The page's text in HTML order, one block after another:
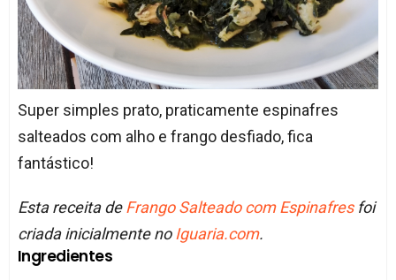
Super simples prato, praticamente espinafres
salteados com alho e frango desfiado, fica
fantástico!
Esta receita deFrango Salteado com Espinafresfoi
criada inicialmente no Iguaria.com.
Ingredientes